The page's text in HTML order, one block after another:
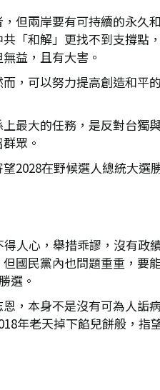
但兩岸要有可持續的永久
「和解」更找不到支撐點
益，且有大害。
，可以努力提高創造和平
最大的任務，是反對台獨
眾。
2028在野候選人總統大選
人心，舉措乖謬，沒有
國民黨內也問題重重，要
選。
，本身不是沒有可為人詬
年老天掉下餡兒餅般，指